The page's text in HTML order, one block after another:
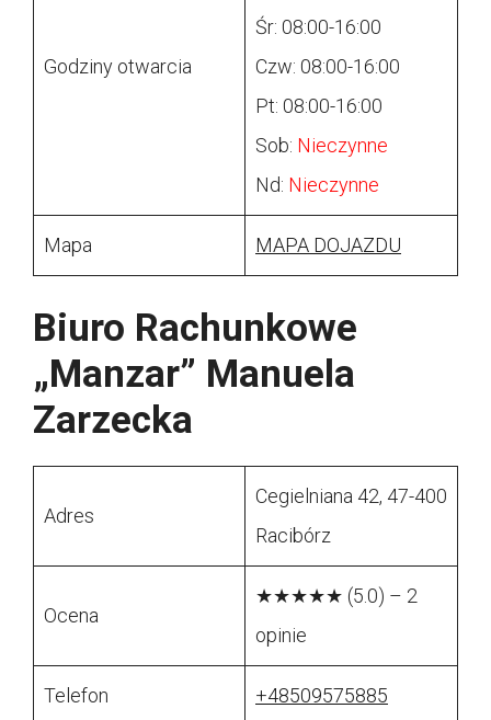
Godziny otwarcia
Śr: 08:00-16:00
Czw: 08:00-16:00
Pt: 08:00-16:00
Sob: Nieczynne
Nd: Nieczynne
Mapa MAPA DOJAZDU
Biuro Rachunkowe
„Manzar” Manuela
Zarzecka
Adres
Cegielniana 42, 47-400
Racibórz
Ocena
★★★★★ (5.0) – 2
opinie
Telefon +48509575885